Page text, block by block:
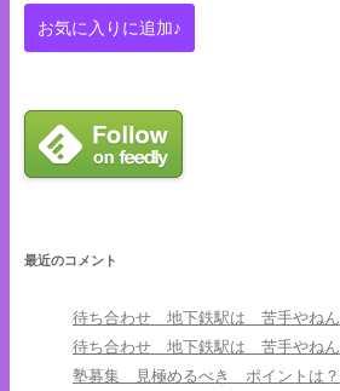
最近のコメント
待ち合わせ 地下鉄駅は 苦手やねん
待ち合わせ 地下鉄駅は 苦手やねん
塾募集 見極めるべき ポイントは？